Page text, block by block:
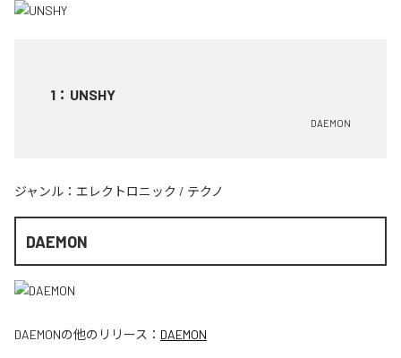
1 ： UNSHY
DAEMON
ジャンル： エレクトロニック / テクノ
DAEMON
DAEMONの他のリリース： DAEMON